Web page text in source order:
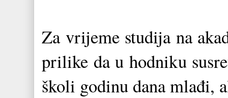
Za vrijeme studija na
prilike da u hodniku
školi godinu dana mlađi,